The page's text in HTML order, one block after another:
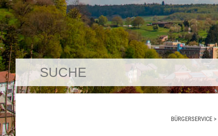
BÜRGERSERVICE >